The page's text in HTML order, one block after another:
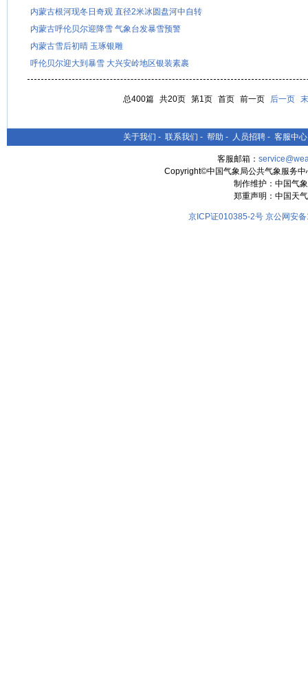
内蒙古根河现冬日奇观 直径2米冰圆盘河中自转
内蒙古呼伦贝尔迎降雪 气象台发暴雪预警
内蒙古雪后初晴 玉琢银雕
呼伦贝尔迎大到暴雪 大兴安岭地区银装素裹
总400篇 共20页 第1页 首页 前一页 后一页
关于我们 - 联系我们 - 帮助 - 人员招聘 - 客服中心
客服邮箱：
Copyright©中国气象局公共气象服务
制作维护：中国气
郑重声明：中国天
京ICP证010385-2号 京公网安